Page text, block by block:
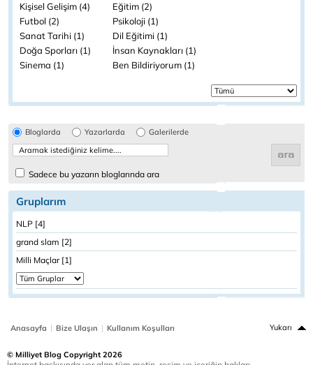
Kişisel Gelişim (4)
Eğitim (2)
Futbol (2)
Psikoloji (1)
Sanat Tarihi (1)
Dil Eğitimi (1)
Doğa Sporları (1)
İnsan Kaynakları (1)
Sinema (1)
Ben Bildiriyorum (1)
Bloglarda Yazarlarda Galerilerde
Sadece bu yazarın bloglarında ara
Gruplarım
NLP [4]
grand slam [2]
Milli Maçlar [1]
Anasayfa | Bize Ulaşın | Kullanım Koşulları Yukarı
© Milliyet Blog Copyright 2026